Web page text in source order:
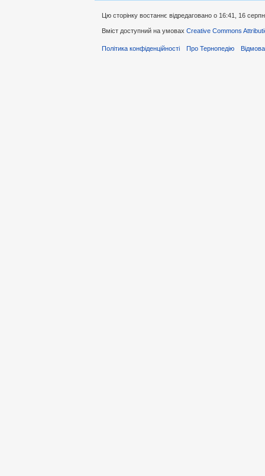
Цю сторінку востаннє відредаговано о 16:41, 16
Вміст доступний на умовах Creative Commons
Політика конфіденційності Про Тернопедію Відмова